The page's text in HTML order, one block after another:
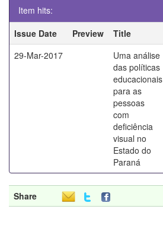
Item hits:
Issue Date
Preview Title
29-Mar-2017
Uma análise
das políticas
educacionais
para as
pessoas
com
deficiência
visual no
Estado do
Paraná
Share